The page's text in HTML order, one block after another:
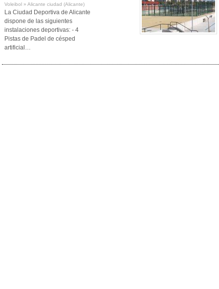
Voleibol » Alicante ciudad (Alicante)
La Ciudad Deportiva de Alicante
dispone de las siguientes
instalaciones deportivas: - 4
Pistas de Padel de césped
artificial…